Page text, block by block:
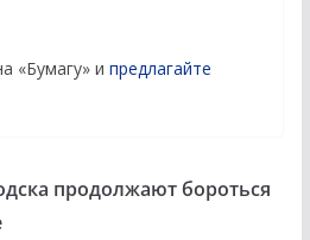
«Бумагу» и предлагайте
продолжают бороться